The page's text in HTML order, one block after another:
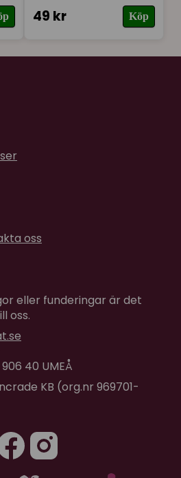
49 kr Köp
oss
eller funderingar är det
oss.
40 UMEÅ
KB (org.nr 969701-